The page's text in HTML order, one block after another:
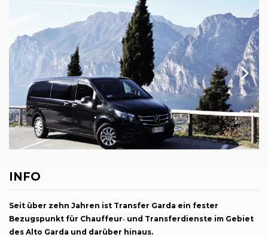
INFO
Seit über zehn Jahren ist Transfer Garda ein fester
Bezugspunkt für Chauffeur‑ und Transferdienste im Gebiet
des Alto Garda und darüber hinaus.